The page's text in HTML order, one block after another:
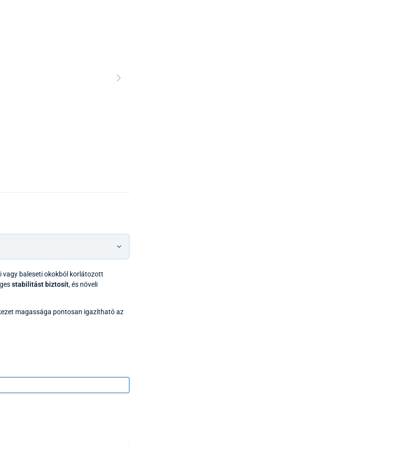
vagy baleseti okokból korlátozott
stabilitást biztosít, és növeli
magassága pontosan igazítható az